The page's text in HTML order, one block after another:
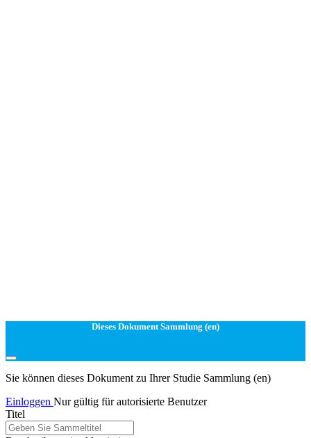
Dieses Dokument Sammlung (en)
Sie können dieses Dokument zu Ihrer Studie Sammlung (en)
Einloggen Nur gültig für autorisierte Benutzer
Titel